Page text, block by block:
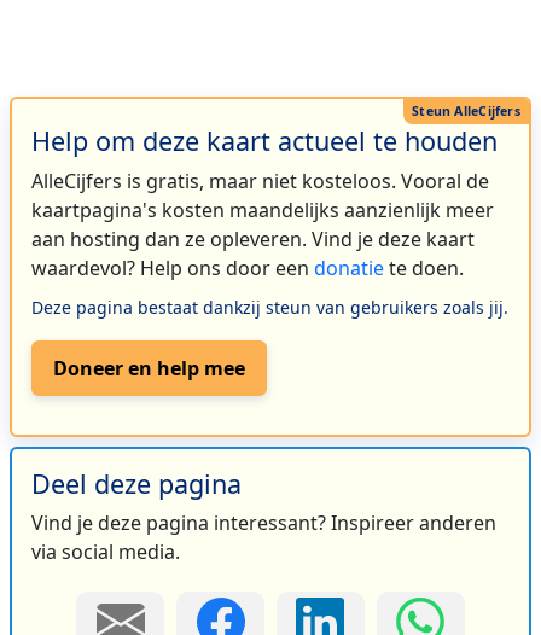
Help om deze kaart actueel te houden
AlleCijfers is gratis, maar niet kosteloos. Vooral de
kaartpagina's kosten maandelijks aanzienlijk meer
aan hosting dan ze opleveren. Vind je deze kaart
waardevol? Help ons door een donatiete doen.
Deze pagina bestaat dankzij steun van gebruikers zoals jij.
Doneer en help mee
Deel deze pagina
Vind je deze pagina interessant? Inspireer anderen
via social media.